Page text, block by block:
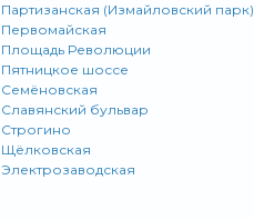
Партизанская (Измайловский парк)
Первомайская
Площадь Революции
Пятницкое шоссе
Семёновская
Славянский бульвар
Строгино
Щёлковская
Электрозаводская